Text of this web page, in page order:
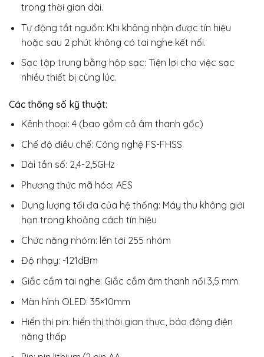
trong thời gian dài.
Tự động tắt nguồn: Khi không nhận được tín hiệu
hoặc sau 2 phút không có tai nghe kết nối.
Sạc tập trung bằng hộp sạc: Tiện lợi cho việc sạc
nhiều thiết bị cùng lúc.
Các thông số kỹ thuật:
Kênh thoại: 4 (bao gồm cả âm thanh gốc)
Chế độ điều chế: Công nghệ FS-FHSS
Dải tần số: 2,4-2,5GHz
Phương thức mã hóa: AES
Dung lượng tối đa của hệ thống: Máy thu không giới
hạn trong khoảng cách tín hiệu
Chức năng nhóm: lên tới 255 nhóm
Độ nhạy: -121dBm
Giắc cắm tai nghe: Giắc cắm âm thanh nổi 3,5 mm
Màn hình OLED: 35×10mm
Hiển thị pin: hiển thị thời gian thực, báo động điện
năng thấp